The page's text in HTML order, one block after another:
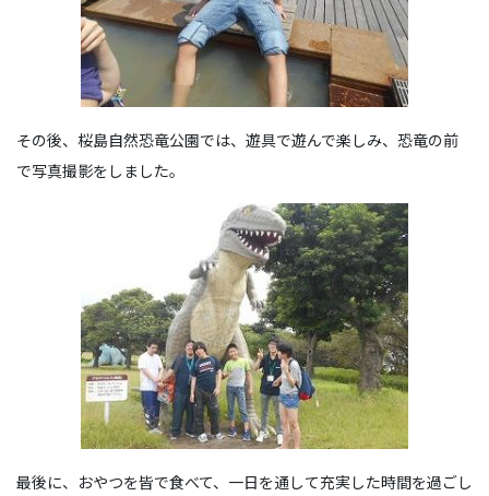
その後、桜島自然恐竜公園では、遊具で遊んで楽しみ、恐竜の前
で写真撮影をしました。
最後に、おやつを皆で食べて、一日を通して充実した時間を過ごし